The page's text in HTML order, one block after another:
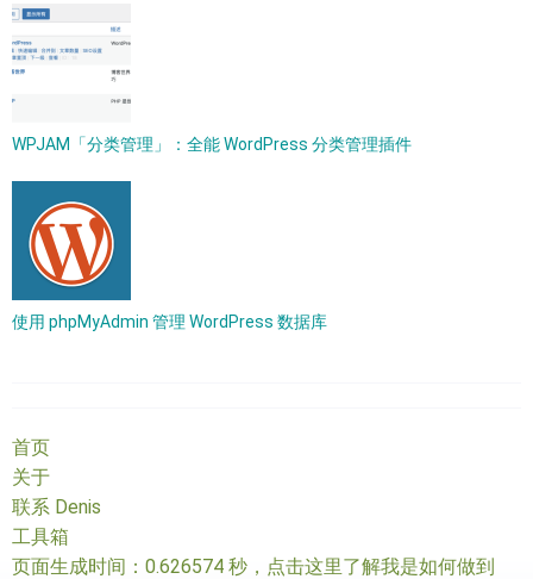
WPJAM「分类管理」：全能 WordPress 分类管理插件
使用 phpMyAdmin 管理 WordPress 数据库
首页
关于
联系 Denis
工具箱
页面生成时间：0.626574 秒， 点击这里了解我是如何做到